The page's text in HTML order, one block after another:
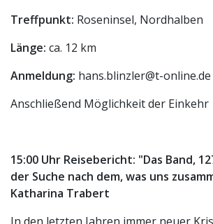
Treffpunkt: Roseninsel, Nordhalben
Länge: ca. 12 km
Anmeldung: hans.blinzler@t-online.de
Anschließend Möglichkeit der Einkehr
15:00 Uhr Reisebericht: "Das Band,
der Suche nach dem, was uns
Katharina Trabert